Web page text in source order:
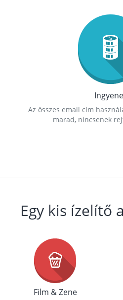
Az összes email cím
marad, nincsenek
Egy kis ízelítő
Film & Zene